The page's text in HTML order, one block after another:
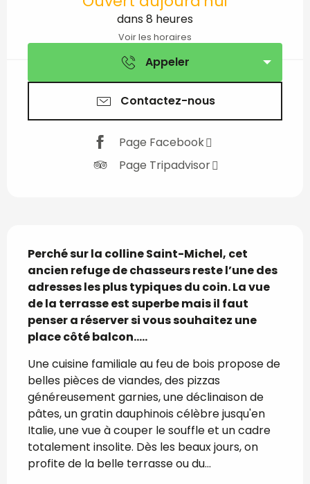
dans 8 heures
Voir les horaires
Appeler
Contactez-nous
Page Facebook
Page Tripadvisor
Description
Perché sur la colline Saint-Michel, cet
ancien refuge de chasseurs reste l’une des
adresses les plus typiques du coin. La vue
de la terrasse est superbe mais il faut
penser a réserver si vous souhaitez une
place côté balcon.....
Une cuisine familiale au feu de bois propose de
belles pièces de viandes, des pizzas
généreusement garnies, une déclinaison de
pâtes, un gratin dauphinois célèbre jusqu'en
Italie, une vue à couper le souffle et un cadre
totalement insolite. Dès les beaux jours, on
profite de la belle terrasse ou du...